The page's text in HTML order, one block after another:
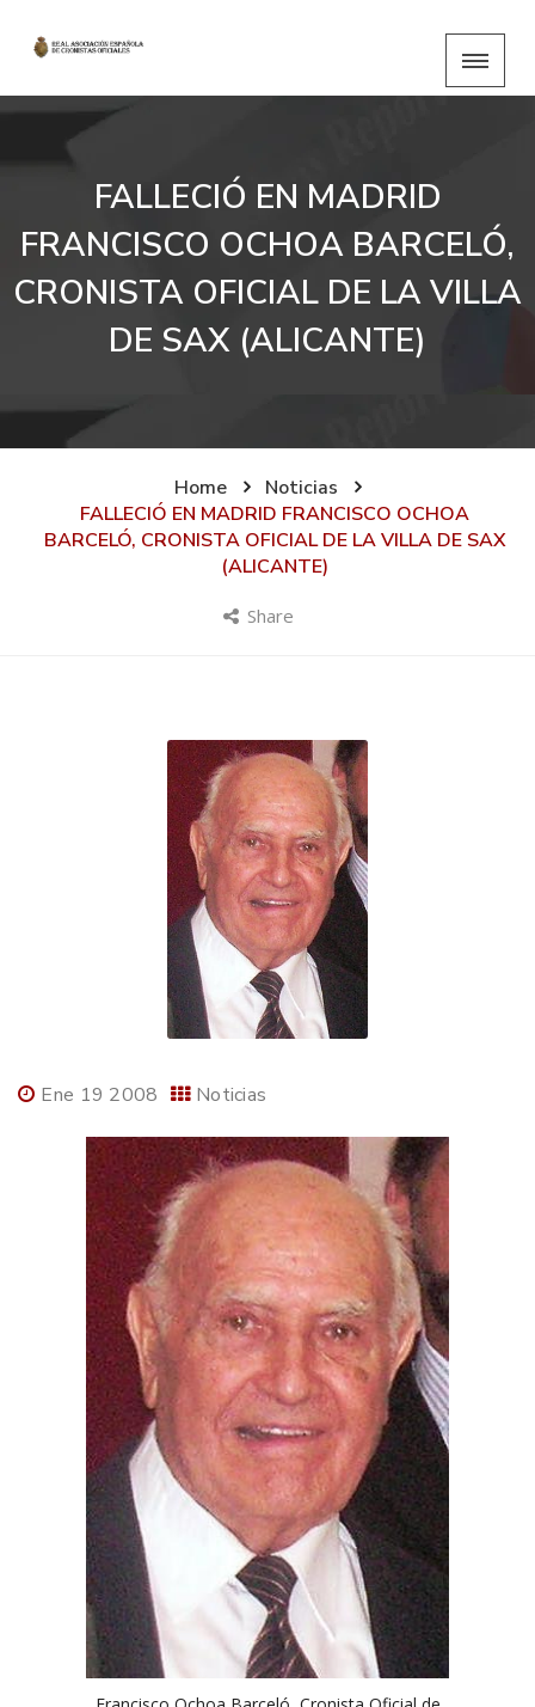
FALLECIÓ EN MADRID
FRANCISCO OCHOA BARCELÓ,
CRONISTA OFICIAL DE LA VILLA
DE SAX (ALICANTE)
Home
Noticias
FALLECIÓ EN MADRID FRANCISCO OCHOA
BARCELÓ, CRONISTA OFICIAL DE LA VILLA DE SAX
(ALICANTE)
Share
Ene 19 2008 Noticias